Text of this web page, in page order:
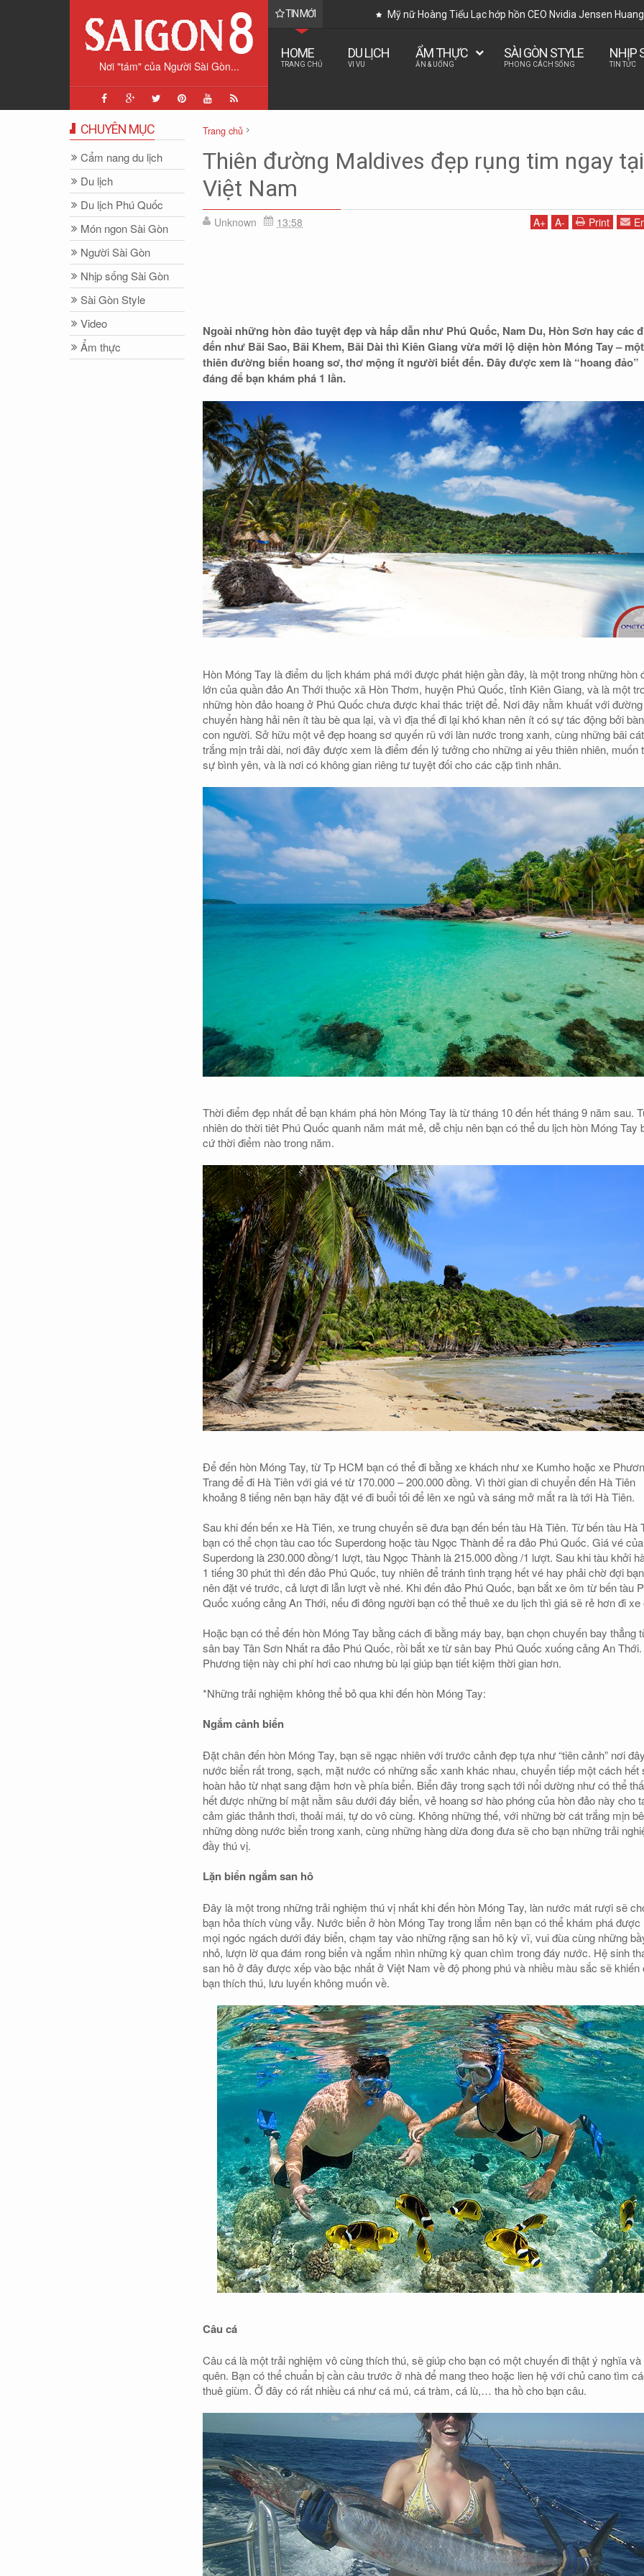
Nơi "tám" của Người Sài Gòn...
TIN MỚI
báo cổ điển giúp "giải cứu Đại tá phi công F-15E" như thế nào? Mỹ nữ Hoàng Tiểu Lạc hớp hồn CEO Nvidia Jensen
HOME
TRANG CHỦ
DU LỊCH
VI VU
ẨM THỰC
ĂN & UỐNG
SÀI GÒN STYLE
PHONG CÁCH SỐNG
NHỊP
TIN TỨC
Trang chủ
Cẩm nang du lịch
Du lịch Du lịch Phú Quốc Thiên đường Maldives đẹp rụng tim ngay tại Việt Nam
Thiên đường Maldives đẹp rụng tim ngay tại
Việt Nam
Unknown 13:58 A+ A- Print
Ngoài những hòn đảo tuyệt đẹp và hấp dẫn như Phú Quốc, Nam Du, Hòn Sơn hay các
đến như Bãi Sao, Bãi Khem, Bãi Dài thì Kiên Giang vừa mới lộ diện hòn Móng Tay – một
thiên đường biển hoang sơ, thơ mộng ít người biết đến. Đây được xem là “hoang đảo”
đáng để bạn khám phá 1 lần.
Hòn Móng Tay là điểm du lịch khám phá mới được phát hiện gần đây, là một trong những hòn
lớn của quần đảo An Thới thuộc xã Hòn Thơm, huyện Phú Quốc, tỉnh Kiên Giang, và là một
những hòn đảo hoang ở Phú Quốc chưa được khai thác triệt để. Nơi đây nằm khuất với
chuyển hàng hải nên ít tàu bè qua lại, và vì địa thế đi lại khó khan nên ít có sự tác động bởi
con người. Sở hữu một vẻ đẹp hoang sơ quyến rũ với làn nước trong xanh, cùng những bãi cát
trắng mịn trải dài, nơi đây được xem là điểm đến lý tưởng cho những ai yêu thiên nhiên, muốn
sự bình yên, và là nơi có không gian riêng tư tuyệt đối cho các cặp tình nhân.
Thời điểm đẹp nhất để bạn khám phá hòn Móng Tay là từ tháng 10 đến hết tháng 9 năm sau.
nhiên do thời tiêt Phú Quốc quanh năm mát mẻ, dễ chịu nên bạn có thể du lịch hòn Móng Tay
cứ thời điểm nào trong năm.
Để đến hòn Móng Tay, từ Tp HCM bạn có thể đi bằng xe khách như xe Kumho hoặc xe
Trang để đi Hà Tiên với giá vé từ 170.000 – 200.000 đồng. Vì thời gian di chuyển đến Hà Tiên
khoảng 8 tiếng nên bạn hãy đặt vé đi buổi tối để lên xe ngủ và sáng mở mắt ra là tới Hà Tiên.
Sau khi đến bến xe Hà Tiên, xe trung chuyển sẽ đưa bạn đến bến tàu Hà Tiên. Từ bến tàu Hà
bạn có thể chọn tàu cao tốc Superdong hoặc tàu Ngọc Thành để ra đảo Phú Quốc. Giá vé
Superdong là 230.000 đồng/1 lượt, tàu Ngọc Thành là 215.000 đồng /1 lượt. Sau khi tàu khởi
1 tiếng 30 phút thì đến đảo Phú Quốc, tuy nhiên để tránh tình trạng hết vé hay phải chờ đợi bạn
nên đặt vé trước, cả lượt đi lẫn lượt về nhé. Khi đến đảo Phú Quốc, bạn bắt xe ôm từ bến tàu
Quốc xuống cảng An Thới, nếu đi đông người bạn có thể thuê xe du lịch thì giá sẽ rẻ hơn đi xe
Hoặc bạn có thể đến hòn Móng Tay bằng cách đi bằng máy bay, bạn chọn chuyến bay thẳng
sân bay Tân Sơn Nhất ra đảo Phú Quốc, rồi bắt xe từ sân bay Phú Quốc xuống cảng An Thới.
Phương tiện này chi phí hơi cao nhưng bù lại giúp bạn tiết kiệm thời gian hơn.
*Những trải nghiệm không thể bỏ qua khi đến hòn Móng Tay:
Ngắm cảnh biển
Đặt chân đến hòn Móng Tay, bạn sẽ ngạc nhiên với trước cảnh đẹp tựa như “tiên cảnh” nơi
nước biển rất trong, sạch, mặt nước có những sắc xanh khác nhau, chuyển tiếp một cách hết
hoàn hảo từ nhạt sang đậm hơn về phía biển. Biển đây trong sạch tới nổi dường như có thể
hết được những bí mật nằm sâu dưới đáy biển, vẻ hoang sơ hào phóng của hòn đảo này cho
cảm giác thảnh thơi, thoải mái, tự do vô cùng. Không những thế, với những bờ cát trắng mịn
những dòng nước biển trong xanh, cùng những hàng dừa đong đưa sẽ cho bạn những trải
đầy thú vị.
Lặn biển ngắm san hô
Đây là một trong những trải nghiệm thú vị nhất khi đến hòn Móng Tay, làn nước mát rượi sẽ
bạn hỏa thích vùng vẫy. Nước biển ở hòn Móng Tay trong lắm nên bạn có thể khám phá được
mọi ngóc ngách dưới đáy biển, chạm tay vào những rặng san hô kỳ vĩ, vui đùa cùng những
nhỏ, lượn lờ qua đám rong biển và ngắm nhìn những kỳ quan chìm trong đáy nước. Hệ sinh
san hô ở đây được xếp vào bậc nhất ở Việt Nam về độ phong phú và nhiều màu sắc sẽ khiến
bạn thích thú, lưu luyến không muốn về.
Câu cá
Câu cá là một trải nghiệm vô cùng thích thú, sẽ giúp cho bạn có một chuyến đi thật ý nghĩa
quên. Bạn có thể chuẩn bị cần câu trước ở nhà để mang theo hoặc lien hệ với chủ cano tìm
thuê giùm. Ở đây có rất nhiều cá như cá mú, cá tràm, cá lù,… tha hồ cho bạn câu.
CHUYÊN MỤC
Cẩm nang du lịch
Du lịch
Du lịch Phú Quốc
Món ngon Sài Gòn
Người Sài Gòn
Nhịp sống Sài Gòn
Sài Gòn Style
Video
Ẩm thực